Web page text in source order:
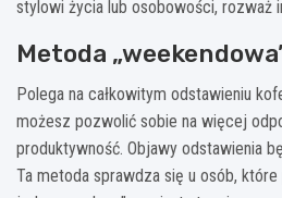
stylowi życia lub osobowości, rozważ
Metoda
Polega na całkowitym odstawieniu
możesz pozwolić sobie na więcej
produktywność. Objawy odstawienia
Ta metoda sprawdza się u osób,